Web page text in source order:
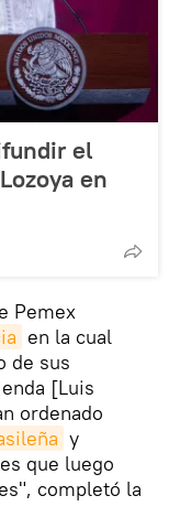
el
en
Pemex
en la cual
de sus
[Luis
ordenado
y
que luego
completó la